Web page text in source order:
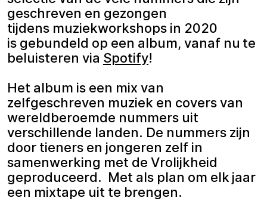
geschreven en gezongen
tijdens muziekworkshops in 2020
is gebundeld op een album, vanaf nu te
beluisteren via Spotify!
Het album is een mix van
zelfgeschreven muziek en covers van
wereldberoemde nummers uit
verschillende landen. De nummers zijn
door tieners en jongeren zelf in
samenwerking met de Vrolijkheid
geproduceerd. Met als plan om elk jaar
een mixtape uit te brengen.